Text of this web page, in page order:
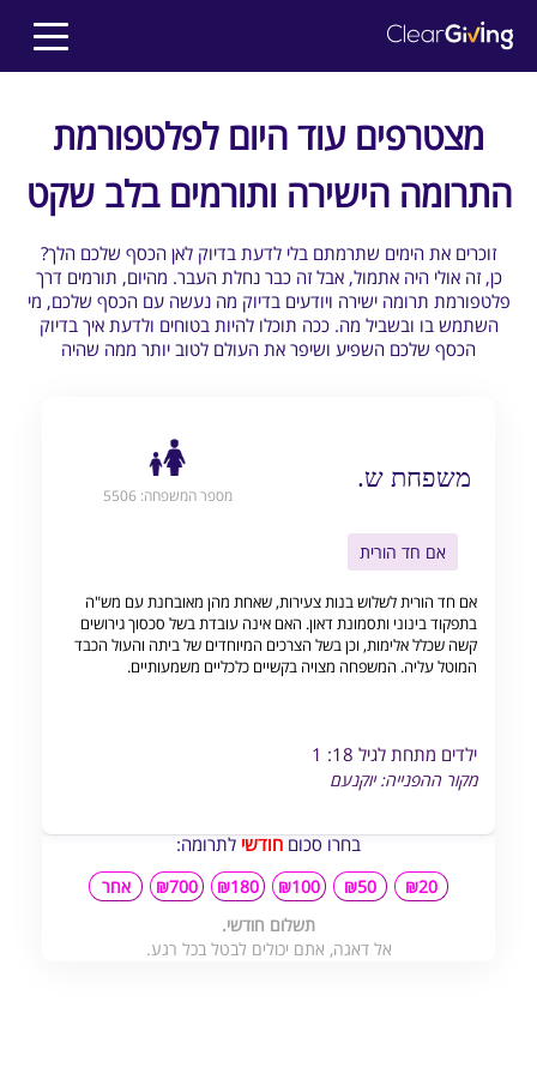
מצטרפים עוד היום לפלטפורמת
התרומה הישירה ותורמים בלב שקט
?זוכרים את הימים שתרמתם בלי לדעת בדיוק לאן הכסף שלכם הלך
כן, זה אולי היה אתמול, אבל זה כבר נחלת העבר. מהיום, תורמים דרך
פלטפורמת תרומה ישירה ויודעים בדיוק מה נעשה עם הכסף שלכם, מי
השתמש בו ובשביל מה. ככה תוכלו להיות בטוחים ולדעת איך בדיוק
הכסף שלכם השפיע ושיפר את העולם לטוב יותר ממה שהיה
מספר המשפחה: 5506
משפחת ש.
אם חד הורית
אם חד הורית לשלוש בנות צעירות, שאחת מהן מאובחנת עם מש"ה
בתפקוד בינוני ותסמונת דאון. האם אינה עובדת בשל סכסוך גירושים
קשה שכלל אלימות, וכן בשל הצרכים המיוחדים של ביתה והעול הכבד
המוטל עליה. המשפחה מצויה בקשיים כלכליים משמעותיים.
ילדים מתחת לגיל 18: 1
מקור ההפנייה: יוקנעם
בחרו סכום חודשי לתרומה:
₪20
₪50
₪100
₪180
₪700
אחר
תשלום חודשי.
אל דאגה, אתם יכולים לבטל בכל רגע.